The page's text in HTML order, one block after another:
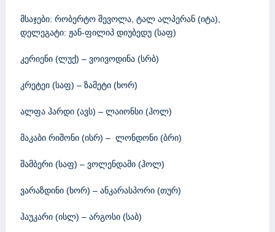
მსაჯები: რობერტო შევოლა, ტალ ალპერან (იტა),
დელეგატი: ჟან-ფილიპ დიუბედუ (საფ)
კერიენი (ლუქ) – ვოივოდინა (სრბ)
კრეტეი (საფ) – ზამეტი (ხორ)
ალფა ჰარდი (ავს) – ლაიონსი (ჰოლ)
მაკაბი რიშონი (ისრ) – ლონდონი (ბრი)
შამბერი (საფ) – ვოლენდამი (ჰოლ)
ვარაზდინი (ხორ) – ანკარასპორი (თურ)
ჰაუკარი (ისლ) – არგოსი (საბ)